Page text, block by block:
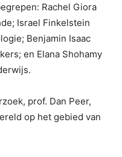
Rachel Giora
Israel Finkelstein
Benjamin Isaac
en Elana Shohamy
prof. Dan Peer,
op het gebied van